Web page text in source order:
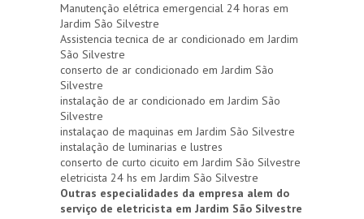
Manutenção elétrica emergencial 24 horas em
Jardim São Silvestre
Assistencia tecnica de ar condicionado em Jardim
São Silvestre
conserto de ar condicionado em Jardim São
Silvestre
instalação de ar condicionado em Jardim São
Silvestre
instalaçao de maquinas em Jardim São Silvestre
instalação de luminarias e lustres
conserto de curto cicuito em Jardim São Silvestre
eletricista 24 hs em Jardim São Silvestre
Outras especialidades da empresa alem do
serviço de eletricista em Jardim São Silvestre